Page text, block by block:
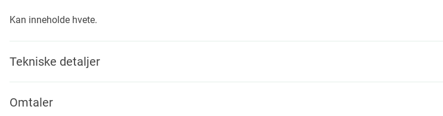
Kan inneholde hvete.
Tekniske detaljer
Omtaler